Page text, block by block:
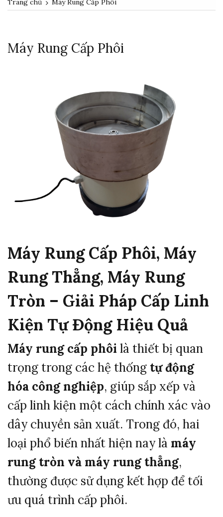
Máy Rung Cấp Phôi
Máy RungCấp Phôi, Máy
RungThẳng, Máy Rung
Tròn – Giải Pháp Cấp Linh
Kiện TựĐộng Hiệu Quả
Máy rungcấp phôi là thiếtbị quan
trọng trong các hệ thống tựđộng
hóa côngnghiệp, giúp sắp xếp và
cấp linhkiện một cách chính xác vào
dâychuyền sản xuất. Trong đó, hai
loại phổ biếnnhấthiệnnaylà máy
rungtròn và máy rungthẳng,
thường được sửdụngkếthợp để tối
ưu quá trình cấp phôi.